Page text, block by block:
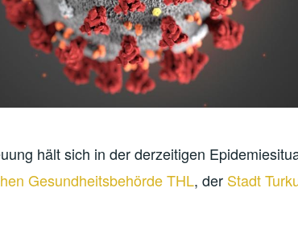
hält sich in der derzeitigen
Gesundheitsbehörde THL, der Stadt